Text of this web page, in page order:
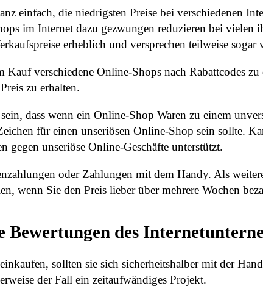
einfach, die niedrigsten Preise bei verschiedenen
im Internet dazu gezwungen reduzieren bei vielen
erheblich und versprechen teilweise sogar
verschiedene Online-Shops nach Rabattcodes
zu erhalten.
dass wenn ein Online-Shop Waren zu einem
für einen unseriösen Online-Shop sein sollte.
gegen unseriöse Online-Geschäfte unterstützt.
oder Zahlungen mit dem Handy. Als
wenn Sie den Preis lieber über mehrere Wochen
Bewertungen des
sollten sie sich sicherheitshalber mit der
der Fall ein zeitaufwändiges Projekt.